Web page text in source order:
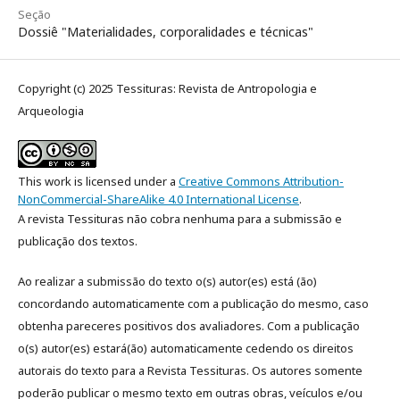
Seção
Dossiê "Materialidades, corporalidades e técnicas"
Copyright (c) 2025 Tessituras: Revista de Antropologia e
Arqueologia
This work is licensed under a Creative Commons Attribution-
NonCommercial-ShareAlike 4.0 International License.
A revista Tessituras não cobra nenhuma para a submissão e
publicação dos textos.
Ao realizar a submissão do texto o(s) autor(es) está (ão)
concordando automaticamente com a publicação do mesmo, caso
obtenha pareceres positivos dos avaliadores. Com a publicação
o(s) autor(es) estará(ão) automaticamente cedendo os direitos
autorais do texto para a Revista Tessituras. Os autores somente
poderão publicar o mesmo texto em outras obras, veículos e/ou